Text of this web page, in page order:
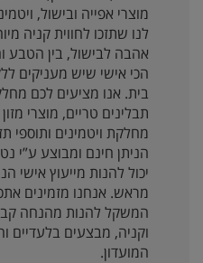
מוצרי אפייה ובישול,
לנו שתזכו לחווית קניה
אהבה לבישול, בין הטבע
הכי אישי שיש מעניקים
בית. אנו מציעים לכם
תבלינים טריים, מוצרי מזון
מחלקת ויטמינים ותוספי
הניתן חינם ומבוצע ע”י
יכול להנות מייעוץ אישי
מראש. אנחנו מזמינים
וקניה, מבצעים בלעדיים
המועדון.